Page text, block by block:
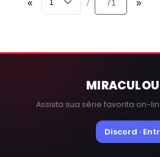
« / 71 »
Assista sua série favorita on-
Discord ·